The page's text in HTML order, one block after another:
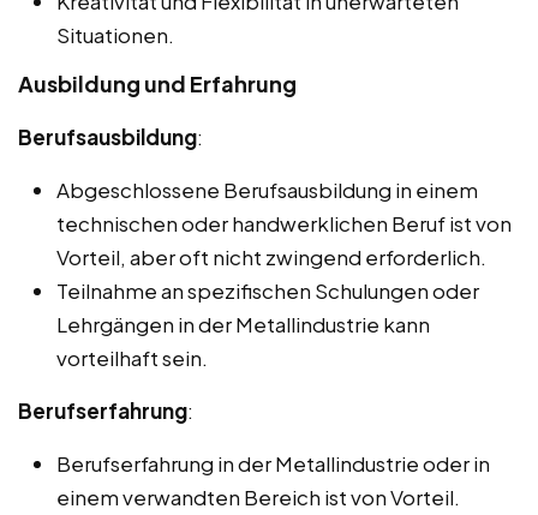
Situationen.
Ausbildung und Erfahrung
Berufsausbildung:
Abgeschlossene Berufsausbildung in einem
technischen oder handwerklichen Beruf ist von
Vorteil, aber oft nicht zwingend erforderlich.
Teilnahme an spezifischen Schulungen oder
Lehrgängen in der Metallindustrie kann
vorteilhaft sein.
Berufserfahrung:
Berufserfahrung in der Metallindustrie oder in
einem verwandten Bereich ist von Vorteil.